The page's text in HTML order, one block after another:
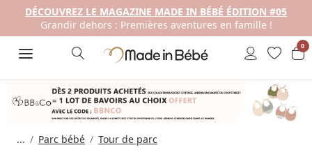
DÉCOUVREZ LE MAGAZINE MADE IN BÉBÉ ÉDITION #05
Grandir dehors : Premières aventures en famille !
0
... Parc bébé Tour de parc